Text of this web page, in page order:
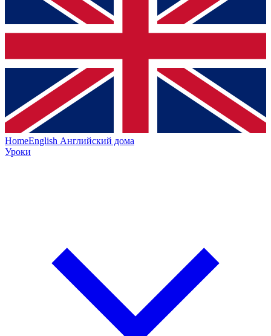
HomeEnglish Английский дома
Уроки